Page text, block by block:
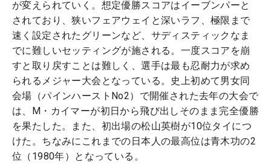
が変えられていく。想定優勝スコアはイーブンパーと
されており、狭いフェアウェイと深いラフ、極限まで
速く設定されたグリーンなど、サディスティックなま
でに難しいセッティングが施される。一度スコアを崩
すと取り戻すことは難しく、選手は最も忍耐力が求め
られるメジャー大会となっている。史上初めて男女同
会場（パインハーストNo2）で開催された去年の大会で
は、M・カイマーが初日から飛び出しそのまま完全優勝
を果たした。また、初出場の松山英樹が10位タイにつ
けた。ちなみにこれまでの日本人の最高位は青木功の2
位（1980年）となっている。